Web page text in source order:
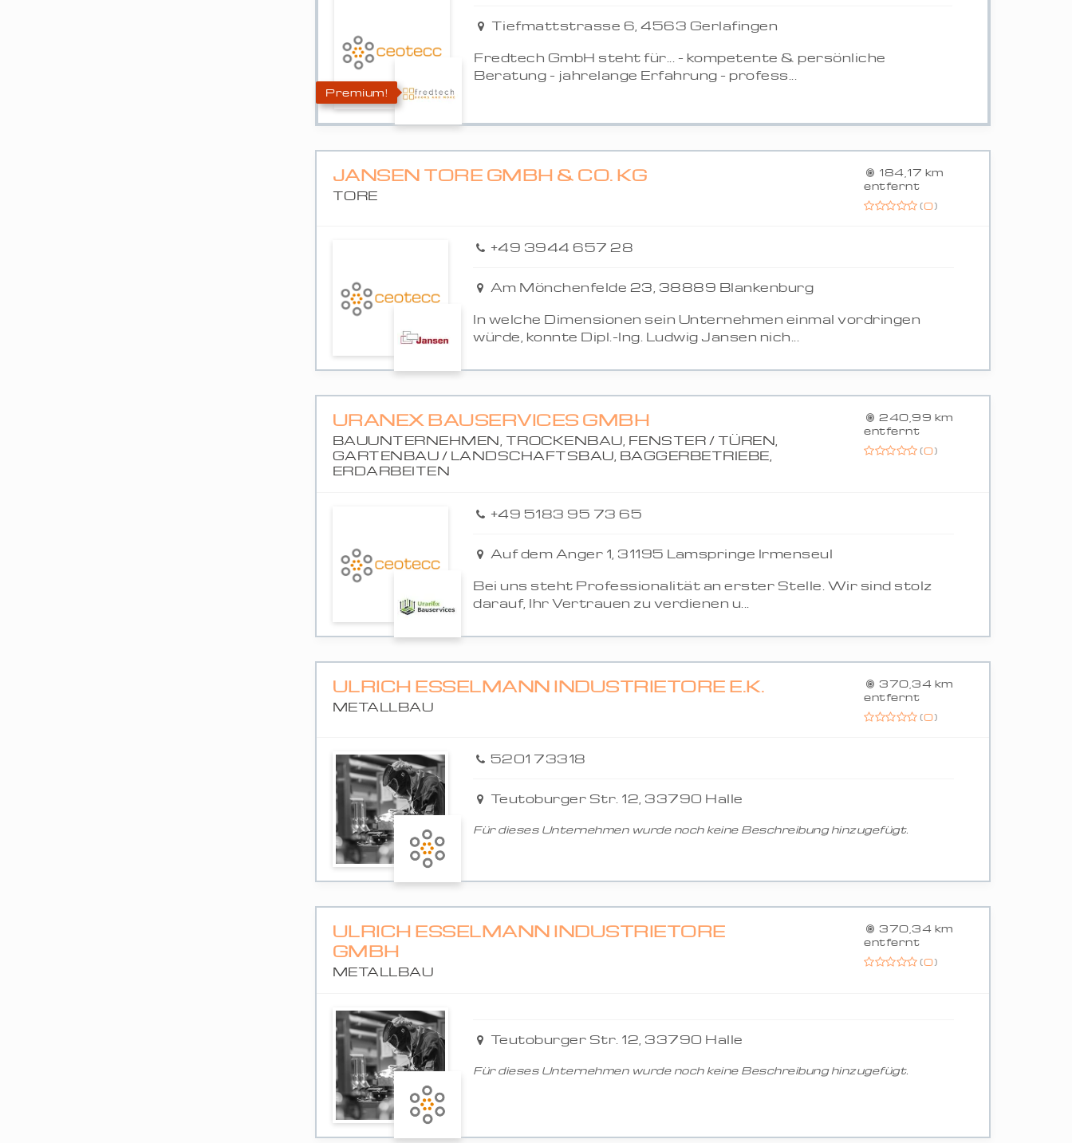
Premium!
Tiefmattstrasse 6, 4563 Gerlafingen
Fredtech GmbH steht für... - kompetente & persönliche
Beratung - jahrelange Erfahrung - profess...
JANSEN TORE GMBH & CO. KG
TORE
184,17 km
entfernt
(0)
+49 3944 657 28
Am Mönchenfelde 23, 38889 Blankenburg
In welche Dimensionen sein Unternehmen einmal vordringen
würde, konnte Dipl.-Ing. Ludwig Jansen nich...
URANEX BAUSERVICES GMBH
BAUUNTERNEHMEN, TROCKENBAU, FENSTER / TÜREN,
GARTENBAU / LANDSCHAFTSBAU, BAGGERBETRIEBE,
ERDARBEITEN
240,99 km
entfernt
(0)
+49 5183 95 73 65
Auf dem Anger 1, 31195 Lamspringe Irmenseul
Bei uns steht Professionalität an erster Stelle. Wir sind stolz
darauf, Ihr Vertrauen zu verdienen u...
ULRICH ESSELMANN INDUSTRIETORE E.K.
METALLBAU
370,34 km
entfernt
(0)
5201 73318
Teutoburger Str. 12, 33790 Halle
Für dieses Unternehmen wurde noch keine Beschreibung hinzugefügt.
ULRICH ESSELMANN INDUSTRIETORE G
MBH
METALLBAU
370,34 km
entfernt
(0)
Teutoburger Str. 12, 33790 Halle
Für dieses Unternehmen wurde noch keine Beschreibung hinzugefügt.